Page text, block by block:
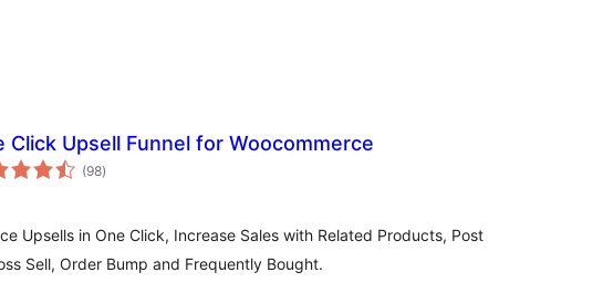
Click Upsell Funnel for Woocommerce
(98укупних
оцена
)
Upsells in One Click, Increase Sales with Related Products, Post
Sell, Order Bump and Frequently Bought.